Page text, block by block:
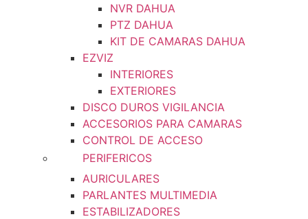
NVR DAHUA
PTZ DAHUA
KIT DE CAMARAS DAHUA
EZVIZ
INTERIORES
EXTERIORES
DISCO DUROS VIGILANCIA
ACCESORIOS PARA CAMARAS
CONTROL DE ACCESO
PERIFERICOS
AURICULARES
PARLANTES MULTIMEDIA
ESTABILIZADORES